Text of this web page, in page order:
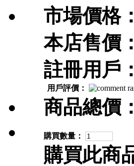
市場價格：
本店售價：
註冊用戶：
用戶評價：
商品總價：
購買數量：
購買此商